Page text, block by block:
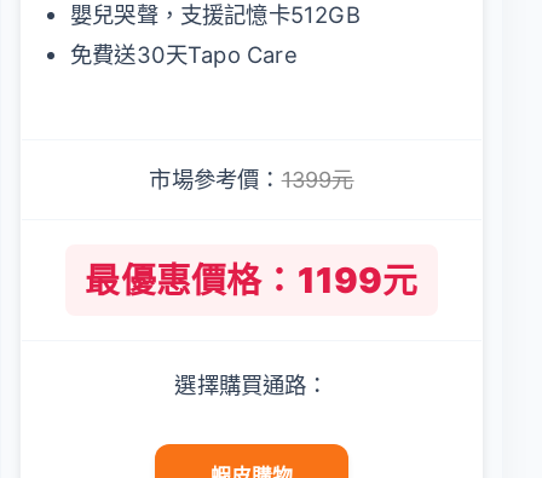
嬰兒哭聲，支援記憶卡512GB
免費送30天Tapo Care
市場參考價：1399元
最優惠價格：1199元
選擇購買通路：